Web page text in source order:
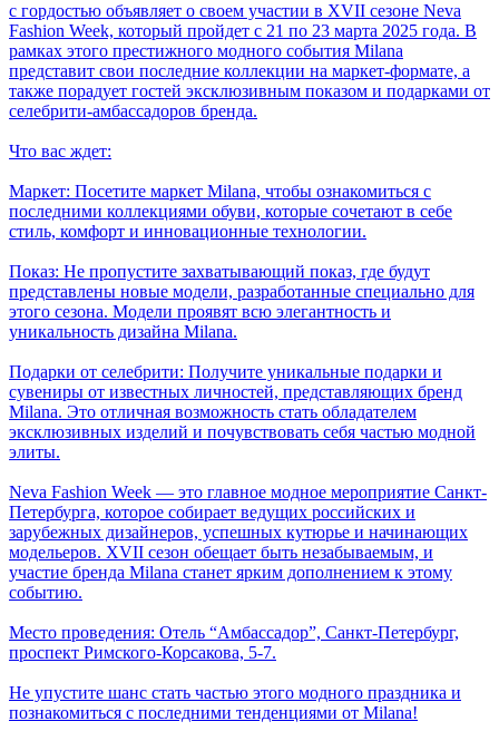
с гордостью объявляет о своем участии в XVII сезоне Neva
Fashion Week, который пройдет с 21 по 23 марта 2025 года. В
рамках этого престижного модного события Milanа
представит свои последние коллекции на маркет-формате, а
также порадует гостей эксклюзивным показом и подарками от
селебрити-амбассадоров бренда.
Что вас ждет:
Маркет: Посетите маркет Milanа, чтобы ознакомиться с
последними коллекциями обуви, которые сочетают в себе
стиль, комфорт и инновационные технологии.
Показ: Не пропустите захватывающий показ, где будут
представлены новые модели, разработанные специально для
этого сезона. Модели проявят всю элегантность и
уникальность дизайна Milanа.
Подарки от селебрити: Получите уникальные подарки и
сувениры от известных личностей, представляющих бренд
Milanа. Это отличная возможность стать обладателем
эксклюзивных изделий и почувствовать себя частью модной
элиты.
Neva Fashion Week — это главное модное мероприятие Санкт-
Петербурга, которое собирает ведущих российских и
зарубежных дизайнеров, успешных кутюрье и начинающих
модельеров. XVII сезон обещает быть незабываемым, и
участие бренда Milanа станет ярким дополнением к этому
событию.
Место проведения: Отель “Амбассадор”, Санкт-Петербург,
проспект Римского-Корсакова, 5-7.
Не упустите шанс стать частью этого модного праздника и
познакомиться с последними тенденциями от Milanа!